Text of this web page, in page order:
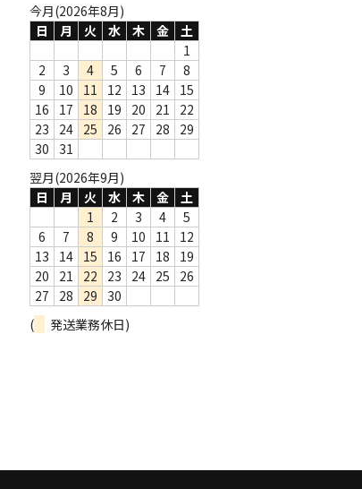
今月(2026年8月)
日
月 火 水 木 金
土
1
2
3 4 5 6 7
8
9
10 11 12 13 14 15
16
17 18 19 20 21
22
23
24 25 26 27 28
29
30
31
翌月(2026年9月)
日
月 火 水 木 金
土
1
2 3 4
5
6
7 8 9 10 11
12
13
14 15 16 17 18
19
20
21 22 23 24 25
26
27
28 29
30
(
発送業務休日)